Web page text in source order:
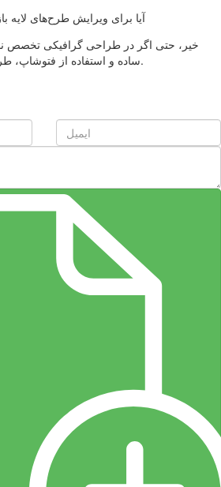
آیا برای ویرایش طرح‌های لایه
خیر، حتی اگر در طراحی گرافیکی تخصص
ساده و استفاده از فتوشاپ، طرح‌های لایه باز را ویرایش کنید.